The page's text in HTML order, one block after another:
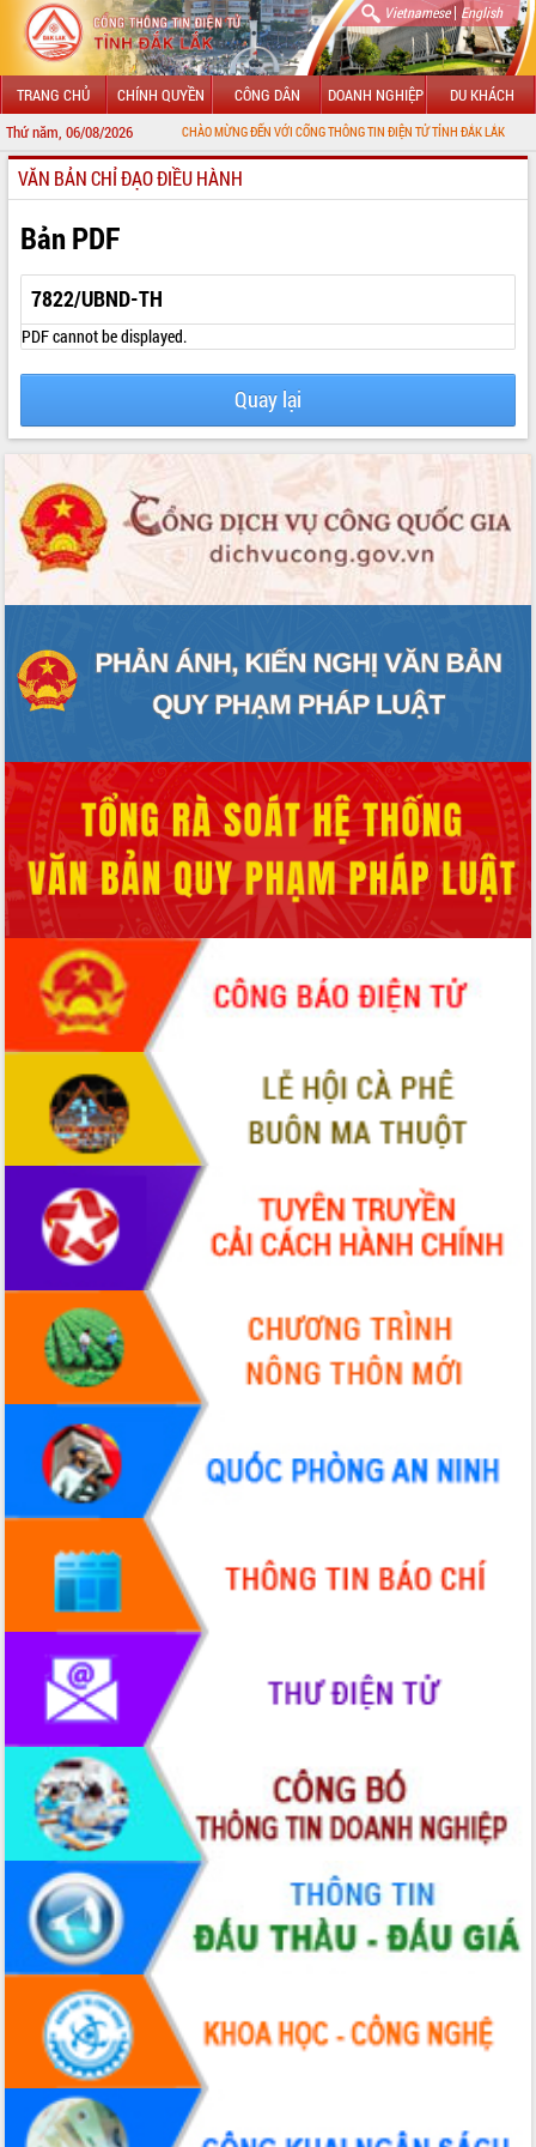
Vietnamese| English
TRANG CHỦ CHÍNH QUYỀN CÔNG DÂN DOANH NGHIỆP DU KHÁCH
Thứ năm, 06/08/2026CHÀO MỪNG ĐẾN VỚI CỔNG THÔNG TIN ĐIỆN TỬ TỈNH ĐẮK LẮK
GIỚI THIỆU
LÃNH ĐẠO UBND TỈNH
TIN TỨC SỰ KIỆN
SỞ, BAN, NGÀNH
UBND CÁC XÃ, PHƯỜNG
THÔNG TIN CHỈ ĐẠO ĐIỀU HÀNH
VĂN BẢN HĐND TỈNH
ĐIỂM TIN VĂN BẢN
VIDEO
Không có file video nào để phát.
ALBUM ẢNH
LIÊN KẾT WEB
VĂN BẢN CHỈ ĐẠO ĐIỀU HÀNH
Bản PDF
7822/UBND-TH
PDF cannot be displayed.
Quay lại